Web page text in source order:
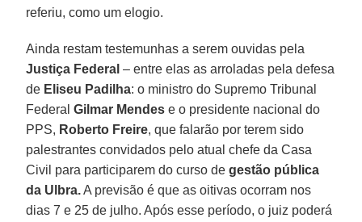
referiu, como um elogio.
Ainda restam testemunhas a serem ouvidas pela
Justiça Federal – entre elas as arroladas pela defesa
de Eliseu Padilha: o ministro do Supremo Tribunal
FederalGilmar Mendes e o presidente nacional do
PPS, Roberto Freire, que falarão por terem sido
palestrantes convidados pelo atual chefe da Casa
Civil para participarem do curso de gestão pública
da Ulbra.A previsão é que as oitivas ocorram nos
dias 7 e 25 de julho. Após esse período, o juiz poderá